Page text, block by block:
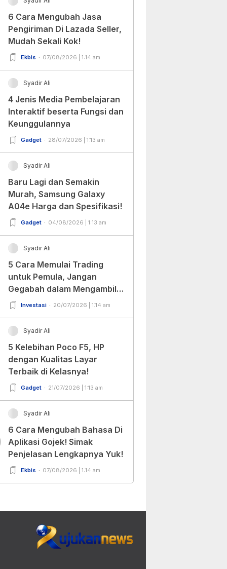
6 Cara Mengubah Jasa
Pengiriman Di Lazada Seller,
Mudah Sekali Kok!
Ekbis 07/08/2026 | 1:14 am
Syadir Ali
4 Jenis Media Pembelajaran
Interaktif beserta Fungsi dan
Keunggulannya
Gadget 28/07/2026 | 1:13 am
Syadir Ali
Baru Lagi dan Semakin
Murah, Samsung Galaxy
A04e Harga dan Spesifikasi!
Gadget 04/08/2026 | 1:13 am
Syadir Ali
5 Cara Memulai Trading
untuk Pemula, Jangan
Gegabah dalam Mengambil
Keputusan!
Investasi 20/07/2026 | 1:14 am
Syadir Ali
5 Kelebihan Poco F5, HP
dengan Kualitas Layar
Terbaik di Kelasnya!
Gadget 21/07/2026 | 1:13 am
Syadir Ali
6 Cara Mengubah Bahasa Di
Aplikasi Gojek! Simak
Penjelasan Lengkapnya Yuk!
Ekbis 07/08/2026 | 1:14 am